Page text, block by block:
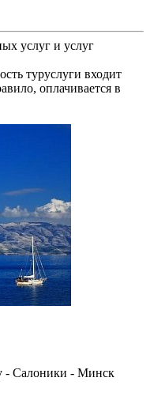
услуг и услуг
туруслуги входит
оплачивается в
- Салоники - Минск